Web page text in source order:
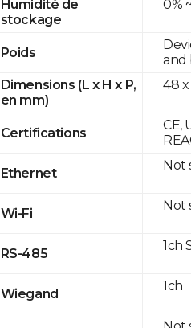
Humidité de
stockage
Poids
Dimensions (L x H x P,
en mm)
Certifications
Ethernet
Wi-Fi
RS-485
Wiegand
0%
and
48 x
CE,
Not
Not
1ch
1ch